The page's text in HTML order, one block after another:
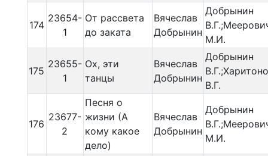
174
23654-
1
От рассвета
до заката
Вячеслав
Добрынин
Добрынин
М.И.
175
23655-
1
Ох, эти
танцы
Вячеслав
Добрынин
Добрынин
В.Г.
176
23677-
2
Песня о
жизни (А
кому какое
дело)
Вячеслав
Добрынин
Добрынин
М.И.